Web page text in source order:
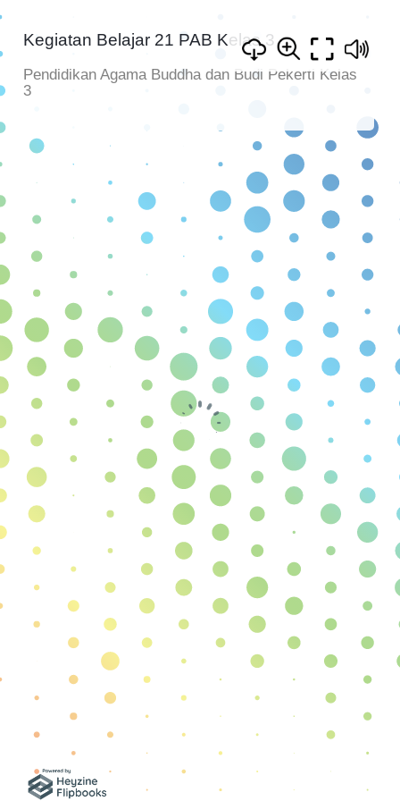
Kegiatan Belajar 21 PAB Kelas 3
Pendidikan Agama Buddha dan Budi Pekerti Kelas
3